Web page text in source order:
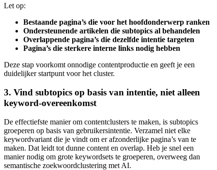
Let op:
Bestaande pagina’s die voor het hoofdonderwerp ranken
Ondersteunende artikelen die subtopics al behandelen
Overlappende pagina’s die dezelfde intentie targeten
Pagina’s die sterkere interne links nodig hebben
Deze stap voorkomt onnodige contentproductie en geeft je een
duidelijker startpunt voor het cluster.
3. Vind subtopics op basis van intentie, niet alleen
keyword-overeenkomst
De effectiefste manier om contentclusters te maken, is subtopics
groeperen op basis van gebruikersintentie. Verzamel niet elke
keywordvariant die je vindt om er afzonderlijke pagina’s van te
maken. Dat leidt tot dunne content en overlap. Heb je snel een
manier nodig om grote keywordsets te groeperen, overweeg dan
semantische zoekwoordclustering met AI.